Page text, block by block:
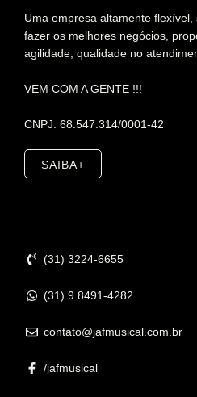
Uma empresa altamente
fazer os melhores negócios,
agilidade, qualidade no
VEM COM A GENTE !!!
CNPJ: 68.547.314/0001-42
SAIBA+
(31) 3224-6655
(31) 9 8491-4282
contato@jafmusical.com.br
/jafmusical